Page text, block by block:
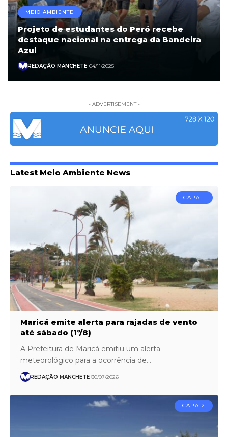
MEIO AMBIENTE
Projeto de estudantes do Peró recebe
destaque nacional na entrega da Bandeira
Azul
REDAÇÃO MANCHETE 04/11/2025
- ADVERTISEMENT -
Latest Meio Ambiente News
CAPA-1
Maricá emite alerta para rajadas de vento
até sábado (1º/8)
A Prefeitura de Maricá emitiu um alerta
meteorológico para a ocorrência de…
REDAÇÃO MANCHETE 30/07/2026
CAPA-2